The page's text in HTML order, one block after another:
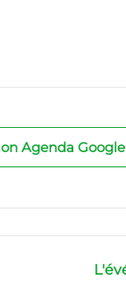
Agenda Google